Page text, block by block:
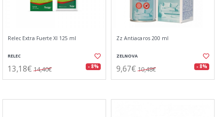
Relec Extra Fuerte Xl 125 ml
RELEC
13,18€ 14,40€ - 8%
Zz Antiacaros 200 ml
ZELNOVA
9,67€ 10,48€ - 8%